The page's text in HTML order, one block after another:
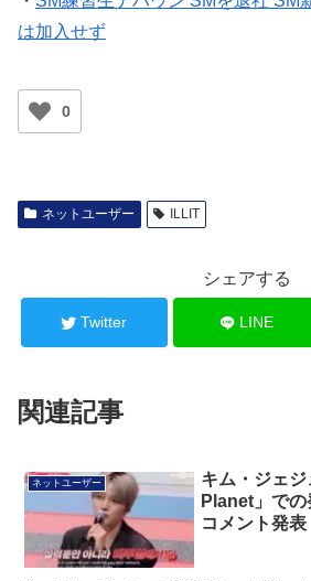
は加入せず
0
ネットユーザー ILLIT
シェアする
Twitter LINE
関連記事
ネットユーザー
キム・ジェジ
Planet」で
コメント発表